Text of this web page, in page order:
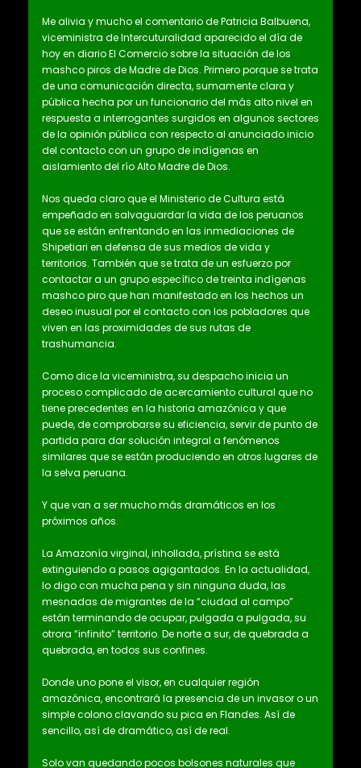
Me alivia y mucho el comentario de Patricia Balbuena,
viceministra de Intercuturalidad aparecido el día de
hoy en diario El Comercio sobre la situación de los
mashco piros de Madre de Dios. Primero porque se trata
de una comunicación directa, sumamente clara y
pública hecha por un funcionario del más alto nivel en
respuesta a interrogantes surgidos en algunos sectores
de la opinión pública con respecto al anunciado inicio
del contacto con un grupo de indígenas en
aislamiento del río Alto Madre de Dios.
Nos queda claro que el Ministerio de Cultura está
empeñado en salvaguardar la vida de los peruanos
que se están enfrentando en las inmediaciones de
Shipetiari en defensa de sus medios de vida y
territorios. También que se trata de un esfuerzo por
contactar a un grupo específico de treinta indígenas
mashco piro que han manifestado en los hechos un
deseo inusual por el contacto con los pobladores que
viven en las proximidades de sus rutas de
trashumancia.
Como dice la viceministra, su despacho inicia un
proceso complicado de acercamiento cultural que no
tiene precedentes en la historia amazónica y que
puede, de comprobarse su eficiencia, servir de punto de
partida para dar solución integral a fenómenos
similares que se están produciendo en otros lugares de
la selva peruana.
Y que van a ser mucho más dramáticos en los
próximos años.
La Amazonía virginal, inhollada, prístina se está
extinguiendo a pasos agigantados. En la actualidad,
lo digo con mucha pena y sin ninguna duda, las
mesnadas de migrantes de la “ciudad al campo”
están terminando de ocupar, pulgada a pulgada, su
otrora “infinito” territorio. De norte a sur, de quebrada a
quebrada, en todos sus confines.
Donde uno pone el visor, en cualquier región
amazónica, encontrará la presencia de un invasor o un
simple colono clavando su pica en Flandes. Así de
sencillo, así de dramático, así de real.
Solo van quedando pocos bolsones naturales que